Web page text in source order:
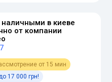
наличными в киеве
от компании
от 15 мин
17 000 грн!